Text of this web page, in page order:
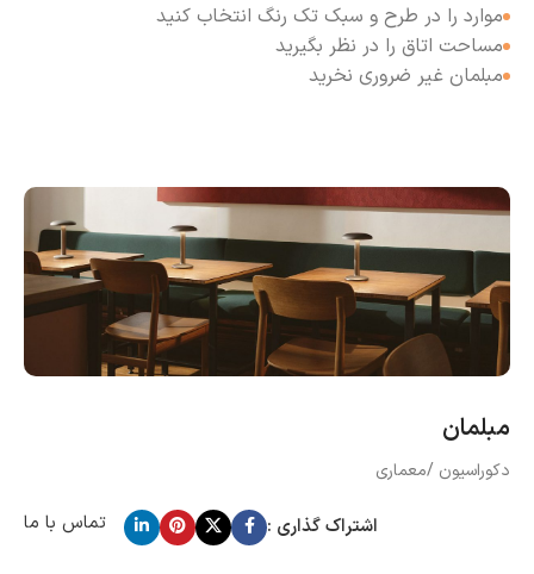
موارد را در طرح و سبک تک رنگ انتخاب کنید
مساحت اتاق را در نظر بگیرید
مبلمان غیر ضروری نخرید
مبلمان
دکوراسیون /معماری
اشتراک گذاری : تماس با ما